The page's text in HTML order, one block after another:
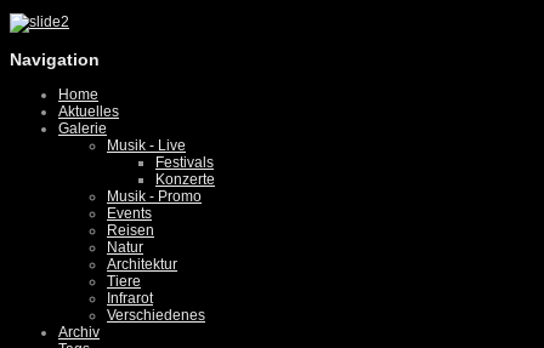
Navigation
Home
Aktuelles
Galerie
Musik - Live
Festivals
Konzerte
Musik - Promo
Events
Reisen
Natur
Architektur
Tiere
Infrarot
Verschiedenes
Archiv